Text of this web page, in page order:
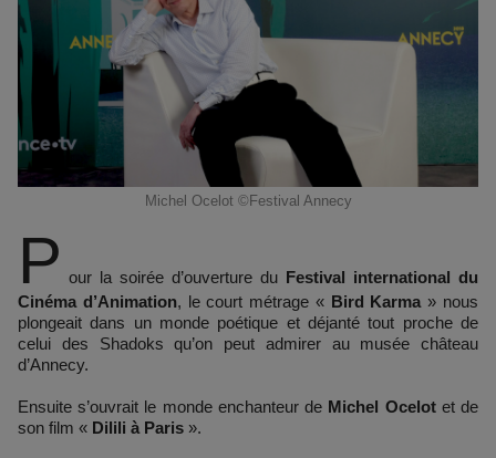
Michel Ocelot ©Festival Annecy
P our la soirée d’ouverture du Festival international du
Cinéma d’Animation, le court métrage «Bird Karma » nous
plongeait dans un monde poétique et déjanté tout proche de
celui des Shadoks qu’on peut admirer au musée château
d’Annecy.
Ensuite s’ouvrait le monde enchanteur de Michel Ocelot et de
son film « Dilili à Paris ».